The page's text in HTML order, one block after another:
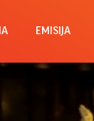
EMISIJA